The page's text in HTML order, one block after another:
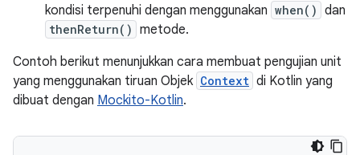
kondisi terpenuhi dengan menggunakan when() dan
thenReturn() metode.
Contoh berikut menunjukkan cara membuat pengujian unit
yang menggunakan tiruan Objek Context di Kotlin yang
dibuat dengan Mockito-Kotlin.